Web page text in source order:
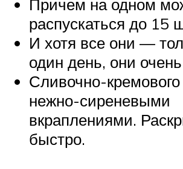
Причем на одном
распускаться до 15
И хотя все они —
один день, они
Сливочно-кремового
нежно-сиреневыми
вкраплениями.
быстро.